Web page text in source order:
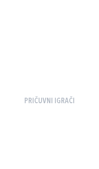
PRIČUVNI IGRAČI